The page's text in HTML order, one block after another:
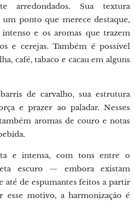
arredondados. Sua textura
ponto que merece destaque,
e os aromas que trazem
e cerejas. Também é possível
café, tabaco e cacau em alguns
de carvalho, sua estrutura
e prazer ao paladar. Nesses
aromas de couro e notas
e intensa, com tons entre o
escuro — embora existam
até de espumantes feitos a partir
esse motivo, a harmonização é